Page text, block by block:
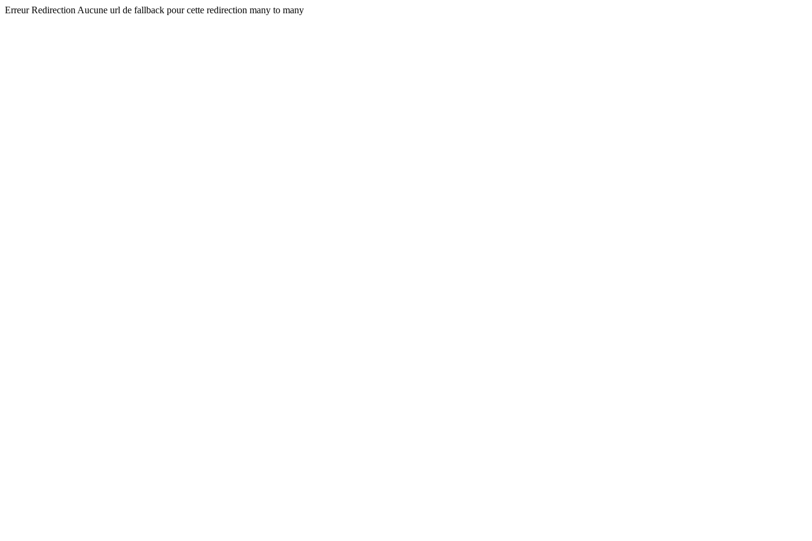
Erreur Redirection Aucune url de fallback pour cette redirection many to many